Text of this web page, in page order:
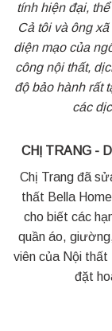
tính hiện đại,
Cả tôi và ông
diện mạo của
công nội thất,
độ bảo hành rất
các
CHỊ TRANG -
Chị Trang đã
thất Bella
cho biết các
quần áo,
viên của Nội
đặt